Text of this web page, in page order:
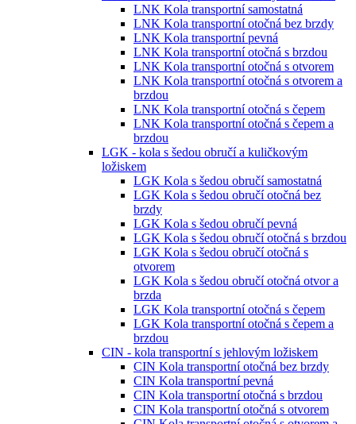
LNK Kola transportní samostatná
LNK Kola transportní otočná bez brzdy
LNK Kola transportní pevná
LNK Kola transportní otočná s brzdou
LNK Kola transportní otočná s otvorem
LNK Kola transportní otočná s otvorem a
brzdou
LNK Kola transportní otočná s čepem
LNK Kola transportní otočná s čepem a
brzdou
LGK - kola s šedou obručí a kuličkovým
ložiskem
LGK Kola s šedou obručí samostatná
LGK Kola s šedou obručí otočná bez
brzdy
LGK Kola s šedou obručí pevná
LGK Kola s šedou obručí otočná s brzdou
LGK Kola s šedou obručí otočná s
otvorem
LGK Kola s šedou obručí otočná otvor a
brzda
LGK Kola transportní otočná s čepem
LGK Kola transportní otočná s čepem a
brzdou
CIN - kola transportní s jehlovým ložiskem
CIN Kola transportní otočná bez brzdy
CIN Kola transportní pevná
CIN Kola transportní otočná s brzdou
CIN Kola transportní otočná s otvorem